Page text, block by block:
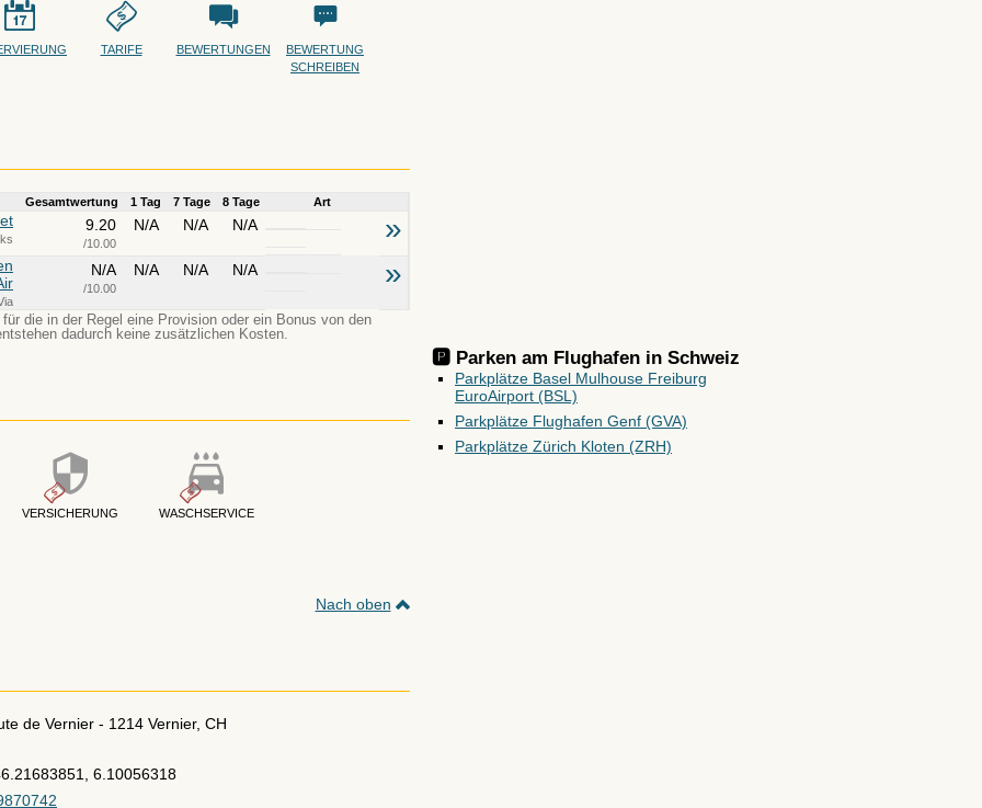
TARIFE BEWERTUNGEN
BEWERTUNG
SCHREIBEN
Gesamtwertung 1 Tag 7 Tage 8 Tage Art
9.20
/10.00
N/A N/A N/A »
N/A
/10.00
N/A N/A N/A »
die in der Regel eine Provision oder ein Bonus von den
dadurch keine zusätzlichen Kosten.
VERSICHERUNG WASCHSERVICE
Nach oben
de Vernier - 1214 Vernier, CH
6.10056318
🅿️ Parken am Flughafen in Schweiz
Parkplätze Basel Mulhouse Freiburg
EuroAirport (BSL)
Parkplätze Flughafen Genf (GVA)
Parkplätze Zürich Kloten (ZRH)